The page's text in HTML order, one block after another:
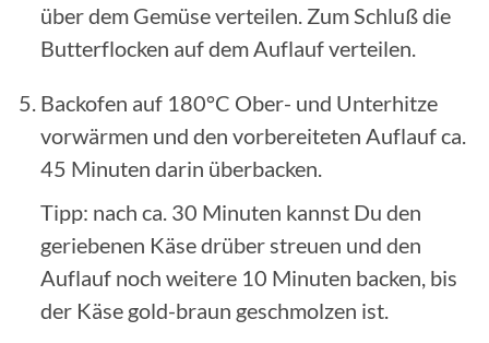
über dem Gemüse verteilen. Zum Schluß die
Butterflocken auf dem Auflauf verteilen.
Backofen auf 180°C Ober- und Unterhitze
vorwärmen und den vorbereiteten Auflauf ca.
45 Minuten darin überbacken.
Tipp: nach ca. 30 Minuten kannst Du den
geriebenen Käse drüber streuen und den
Auflauf noch weitere 10 Minuten backen, bis
der Käse gold-braun geschmolzen ist.